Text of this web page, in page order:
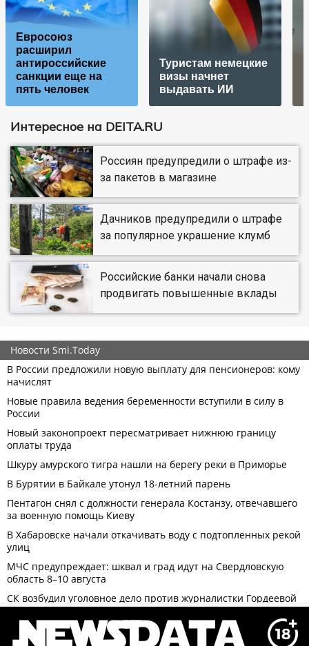
Евросоюз
расширил
антироссийские
санкции еще на
пять человек
Туристам немецкие
визы начнет
выдавать ИИ
Интересное на DEITA.RU
Россиян предупредили о штрафе из-
за пакетов в магазине
Дачников предупредили о штрафе
за популярное украшение клумб
Российские банки начали снова
продвигать повышенные вклады